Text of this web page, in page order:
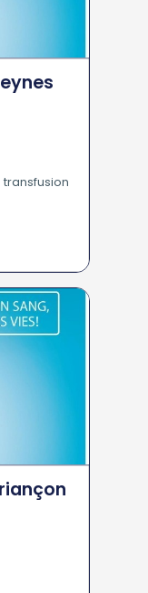
transfusion